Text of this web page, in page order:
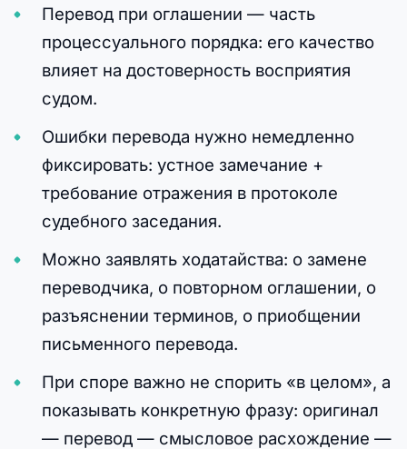
Перевод при оглашении — часть
процессуального порядка: его качество
влияет на достоверность восприятия
судом.
Ошибки перевода нужно немедленно
фиксировать: устное замечание +
требование отражения в протоколе
судебного заседания.
Можно заявлять ходатайства: о замене
переводчика, о повторном оглашении, о
разъяснении терминов, о приобщении
письменного перевода.
При споре важно не спорить «в целом», а
показывать конкретную фразу: оригинал
— перевод — смысловое расхождение —